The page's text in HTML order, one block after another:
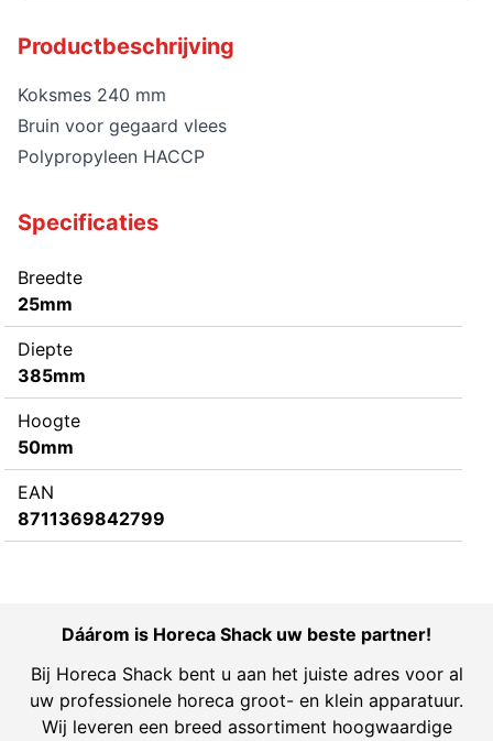
Productbeschrijving
Koksmes 240 mm
Bruin voor gegaard vlees
Polypropyleen HACCP
Specificaties
Breedte
25mm
Diepte
385mm
Hoogte
50mm
EAN
8711369842799
Dáárom is Horeca Shack uw beste partner!
Bij Horeca Shack bent u aan het juiste adres voor al
uw professionele horeca groot- en klein apparatuur.
Wij leveren een breed assortiment hoogwaardige